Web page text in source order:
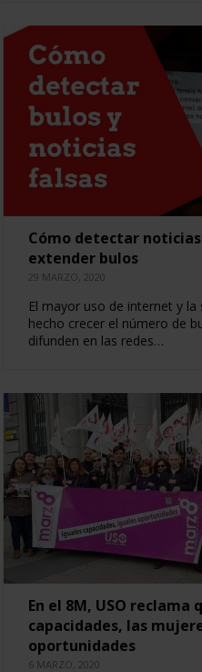
Cómo detectar
extender bulos
29 MARZO, 2020
El mayor uso de internet y
hecho crecer el número de
difunden en las redes…
En el 8M, USO reclama
capacidades, las
oportunidades
6 MARZO, 2020